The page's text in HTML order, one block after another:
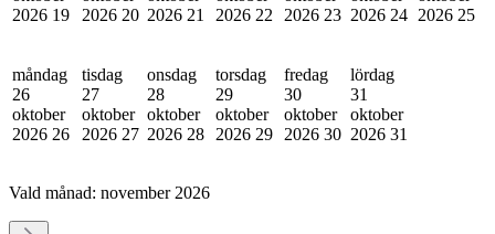
2026 19
2026 20 2026 21
2026 22
2026 23 2026 24 2026 25
måndag
26
oktober
2026 26
tisdag
27
oktober
2026 27
onsdag
28
oktober
2026 28
torsdag
29
oktober
2026 29
fredag
30
oktober
2026 30
lördag
31
oktober
2026 31
Vald månad: november 2026